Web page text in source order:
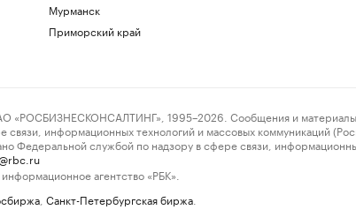
Мурманск
Приморский край
1995–2026. Сообщения и материалы
связи, информационных технологий и массовых коммуникаций
Федеральной службой по надзору в сфере связи,
агентство «РБК».
Санкт-Петербургская биржа